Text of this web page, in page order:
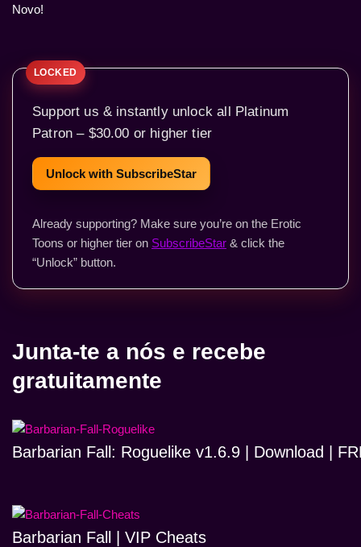
Support us & instantly unlock all Platinum
Patron – $30.00 or higher tier
Unlock with SubscribeStar
Already supporting? Make sure you’re on the Erotic
Toons or higher tier on SubscribeStar & click the
“Unlock” button.
Junta-te a nós e recebe
gratuitamente
Barbarian Fall: Roguelike v1.6.9 | Download |
Barbarian Fall | VIP Cheats